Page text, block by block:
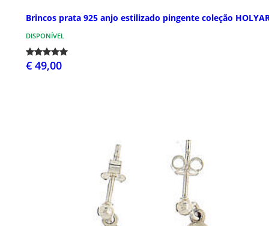
Brincos prata 925 anjo estilizado pingente coleção
DISPONÍVEL
€ 49,00